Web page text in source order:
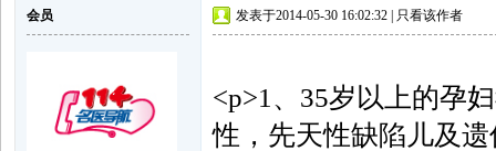
会员 发表于2014-05-30 16:02:32 | 只看该作者
<p>1、35岁以上的孕
性，先天性缺陷儿及